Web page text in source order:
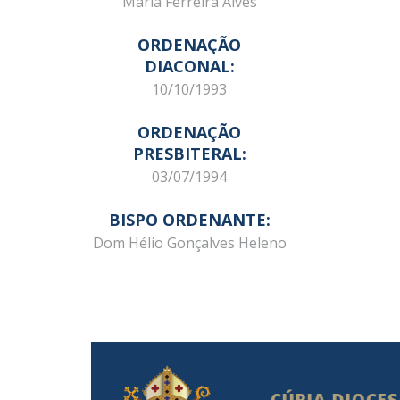
ORDENAÇÃO
DIACONAL:
10/10/1993
ORDENAÇÃO
PRESBITERAL:
03/07/1994
BISPO ORDENANTE:
Dom Hélio Gonçalves Heleno